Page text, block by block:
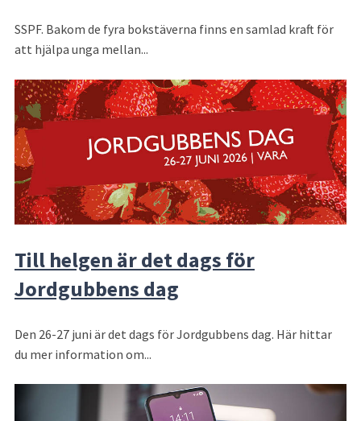
SSPF. Bakom de fyra bokstäverna finns en samlad kraft för
att hjälpa unga mellan...
Till helgen är det dags för
Jordgubbens dag
Den 26-27 juni är det dags för Jordgubbens dag. Här hittar
du mer information om...